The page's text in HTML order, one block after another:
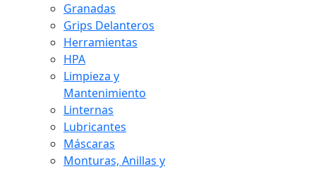
Granadas
Grips Delanteros
Herramientas
HPA
Limpieza y
Mantenimiento
Linternas
Lubricantes
Máscaras
Monturas, Anillas y